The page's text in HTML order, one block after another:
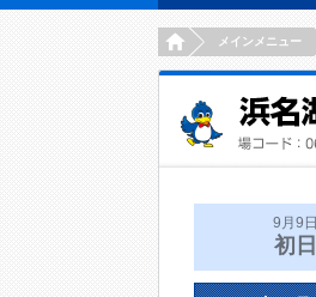
HOMEメインメニュー
9月9日
初日